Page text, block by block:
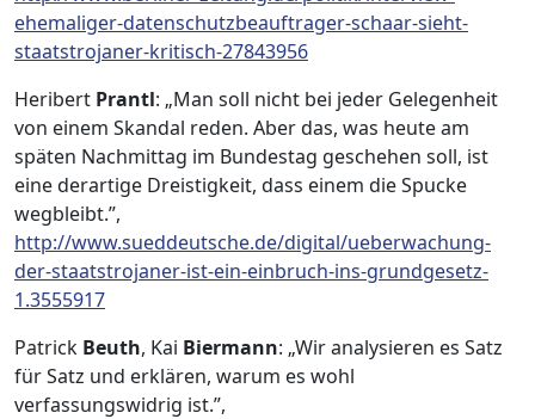
ehemaliger-datenschutzbeauftrager-schaar-sieht-
staatstrojaner-kritisch-27843956
Heribert Prantl: „Man soll nicht bei jeder Gelegenheit
von einem Skandal reden. Aber das, was heute am
späten Nachmittag im Bundestag geschehen soll, ist
eine derartige Dreistigkeit, dass einem die Spucke
wegbleibt.”,
http://www.sueddeutsche.de/digital/ueberwachung-
der-staatstrojaner-ist-ein-einbruch-ins-grundgesetz-
1.3555917
Patrick Beuth, Kai Biermann: „Wir analysieren es Satz
für Satz und erklären, warum es wohl
verfassungswidrig ist.”,